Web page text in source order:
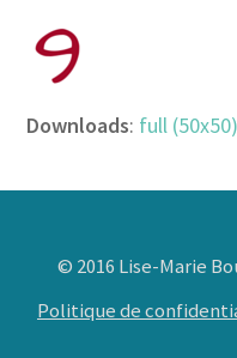
Downloads: full (50x50)
© 2016 Lise-Marie
Politique de